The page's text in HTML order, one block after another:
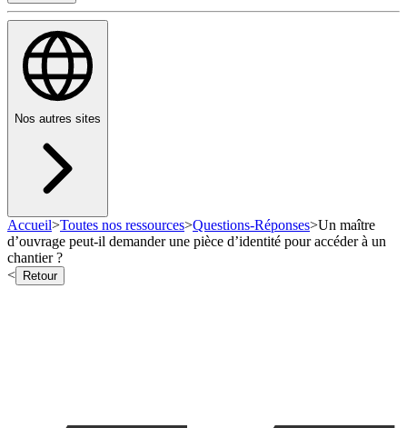
Nos autres sites
Accueil>Toutes nos ressources>Questions-Réponses>Un maître
d’ouvrage peut-il demander une pièce d’identité pour accéder à un
chantier ?
<
Retour